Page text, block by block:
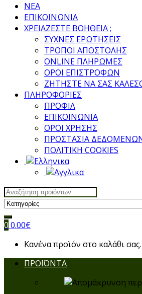
ΝΕΑ
ΕΠΙΚΟΙΝΩΝΙΑ
ΧΡΕΙΑΖΕΣΤΕ ΒΟΗΘΕΙΑ ;
ΣΥΧΝΕΣ ΕΡΩΤΗΣΕΙΣ
ΤΡΟΠΟΙ ΑΠΟΣΤΟΛΗΣ
ONLINE ΠΛΗΡΩΜΕΣ
ΟΡΟΙ ΕΠΙΣΤΡΟΦΩΝ
ΖΗΤΗΣΤΕ ΝΑ ΣΑΣ
ΠΛΗΡΟΦΟΡΙΕΣ
ΠΡΟΦΙΛ
ΕΠΙΚΟΙΝΩΝΙΑ
ΟΡΟΙ ΧΡΗΣΗΣ
ΠΡΟΣΤΑΣΙΑ
ΠΟΛΙΤΙΚΗ COOKIES
Search
for:
0 0.00€
Κανένα προϊόν στο καλάθι σας.
ΠΡΟΪΟΝΤΑ